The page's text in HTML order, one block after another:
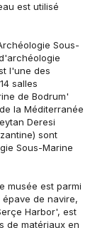
est utilisé
Sous-
l'une des
salles
de Bodrum'
la Méditerranée
Deresi
sont
Sous-Marine
musée est parmi
de navire,
Harbor', est
de matériaux en